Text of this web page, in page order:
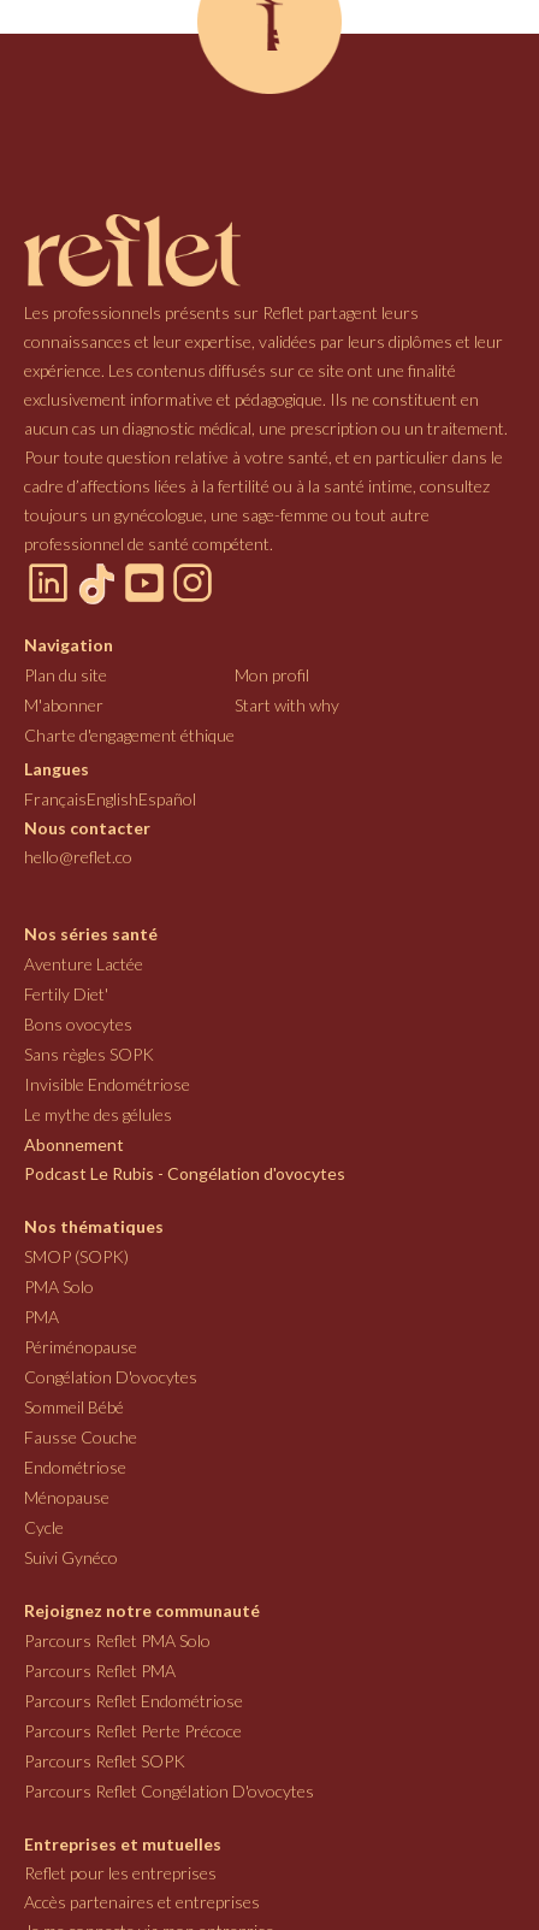
Les professionnels présents sur Reflet partagent leurs
connaissances et leur expertise, validées par leurs diplômes et leur
expérience. Les contenus diffusés sur ce site ont une finalité
exclusivement informative et pédagogique. Ils ne constituent en
aucun cas un diagnostic médical, une prescription ou un traitement.
Pour toute question relative à votre santé, et en particulier dans le
cadre d’affections liées à la fertilité ou à la santé intime, consultez
toujours un gynécologue, une sage-femme ou tout autre
professionnel de santé compétent.
Navigation
Plan du site
Mon profil
M'abonner
Start with why
Charte d'engagement éthique
Langues
FrançaisEnglishEspañol
Nous contacter
hello@reflet.co
Nos séries santé
Aventure Lactée
Fertily Diet'
Bons ovocytes
Sans règles SOPK
Invisible Endométriose
Le mythe des gélules
Abonnement
Podcast Le Rubis - Congélation d'ovocytes
Nos thématiques
SMOP (SOPK)
PMA Solo
PMA
Périménopause
Congélation D'ovocytes
Sommeil Bébé
Fausse Couche
Endométriose
Ménopause
Cycle
Suivi Gynéco
Rejoignez notre communauté
Parcours Reflet PMA Solo
Parcours Reflet PMA
Parcours Reflet Endométriose
Parcours Reflet Perte Précoce
Parcours Reflet SOPK
Parcours Reflet Congélation D'ovocytes
Entreprises et mutuelles
Reflet pour les entreprises
Accès partenaires et entreprises